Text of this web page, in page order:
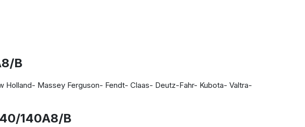
B
Holland- Massey Ferguson- Fendt- Claas- Deutz-Fahr- Kubota- Valtra-
140A8/B